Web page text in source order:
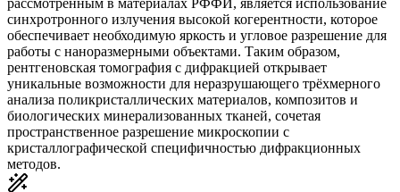
синхротронного излучения высокой когерентности, которое
обеспечивает необходимую яркость и угловое разрешение для
работы с наноразмерными объектами. Таким образом,
рентгеновская томография с дифракцией открывает
уникальные возможности для неразрушающего трёхмерного
анализа поликристаллических материалов, композитов и
биологических минерализованных тканей, сочетая
пространственное разрешение микроскопии с
кристаллографической специфичностью дифракционных
методов.